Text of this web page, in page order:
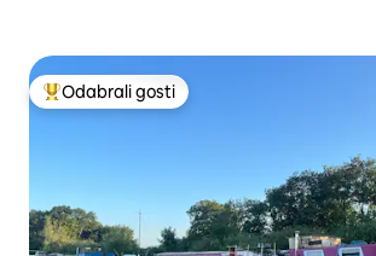
Među najviše rangiranima s oznakom
Odabrali gosti